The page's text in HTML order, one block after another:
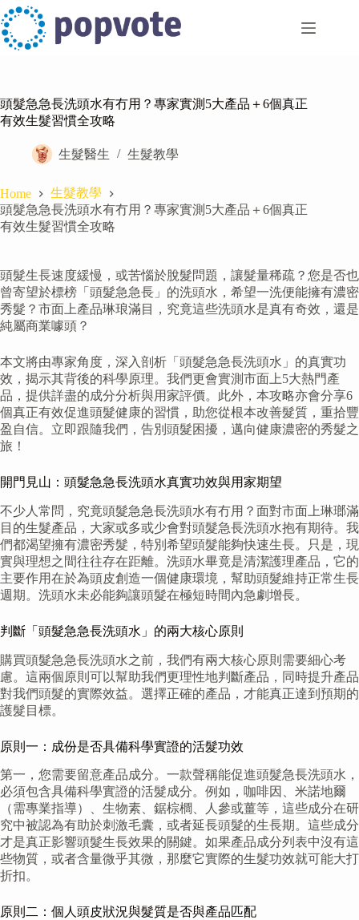
Skip
to
content
頭髮急急長洗頭水有冇用？專家實測5大產品＋6個真正
有效生髮習慣全攻略
生髮醫生 生髮教學
Home
生髮教學
頭髮急急長洗頭水有冇用？專家實測5大產品＋6個真正
有效生髮習慣全攻略
頭髮生長速度緩慢，或苦惱於脫髮問題，讓髮量稀疏？您是否也
曾寄望於標榜「頭髮急急長」的洗頭水，希望一洗便能擁有濃密
秀髮？市面上產品琳琅滿目，究竟這些洗頭水是真有奇效，還是
純屬商業噱頭？
本文將由專家角度，深入剖析「頭髮急急長洗頭水」的真實功
效，揭示其背後的科學原理。我們更會實測市面上5大熱門產
品，提供詳盡的成分分析與用家評價。此外，本攻略亦會分享6
個真正有效促進頭髮健康的習慣，助您從根本改善髮質，重拾豐
盈自信。立即跟隨我們，告別頭髮困擾，邁向健康濃密的秀髮之
旅！
開門見山：頭髮急急長洗頭水真實功效與用家期望
不少人常問，究竟頭髮急急長洗頭水有冇用？面對市面上琳瑯滿
目的生髮產品，大家或多或少會對頭髮急長洗頭水抱有期待。我
們都渴望擁有濃密秀髮，特別希望頭髮能夠快速生長。只是，現
實與理想之間往往存在距離。洗頭水畢竟是清潔護理產品，它的
主要作用在於為頭皮創造一個健康環境，幫助頭髮維持正常生長
週期。洗頭水未必能夠讓頭髮在極短時間內急劇增長。
判斷「頭髮急急長洗頭水」的兩大核心原則
購買頭髮急急長洗頭水之前，我們有兩大核心原則需要細心考
慮。這兩個原則可以幫助我們更理性地判斷產品，同時提升產品
對我們頭髮的實際效益。選擇正確的產品，才能真正達到預期的
護髮目標。
原則一：成份是否具備科學實證的活髮功效
第一，您需要留意產品成分。一款聲稱能促進頭髮急長洗頭水，
必須包含具備科學實證的活髮成分。例如，咖啡因、米諾地爾
（需專業指導）、生物素、鋸棕櫚、人參或薑等，這些成分在研
究中被認為有助於刺激毛囊，或者延長頭髮的生長期。這些成分
才是真正影響頭髮生長效果的關鍵。如果產品成分列表中沒有這
些物質，或者含量微乎其微，那麼它實際的生髮功效就可能大打
折扣。
原則二：個人頭皮狀況與髮質是否與產品匹配